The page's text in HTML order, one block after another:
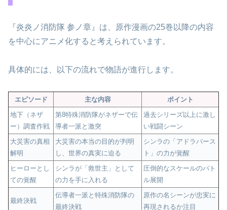
『炎炎ノ消防隊 参ノ章』は、原作漫画の25巻以降の内容
を中心にアニメ化すると考えられています。
具体的には、以下の流れで物語が進行します。
エピソード 主な内容
ポイント
地下（ネザ
ー）調査作戦
第8特殊消防隊がネザーで伝
導者一派と激突
過去シリーズ以上に激し
い戦闘シーン
大災害の真相
解明
大災害の本当の目的が判明
し、世界の真実に迫る
シンラの「アドラバース
ト」の力が覚醒
ヒーローとし
ての覚醒
シンラが「救世主」として
の力を手に入れる
圧倒的なスケールのバト
ル展開
最終決戦
伝導者一派と特殊消防隊の
最終決戦
原作の名シーンが忠実に
再現されるか注目